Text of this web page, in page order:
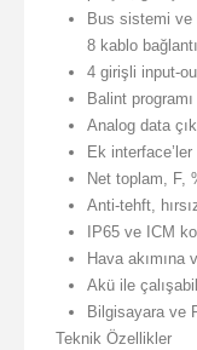
Bus sistemi ve
8 kablo
4 girişli input-
Balint
Analog data
Ek
Net toplam, F,
Anti-tehft,
IP65 ve ICM
Hava akımına
Akü ile
Bilgisayara ve
Teknik Özellikler